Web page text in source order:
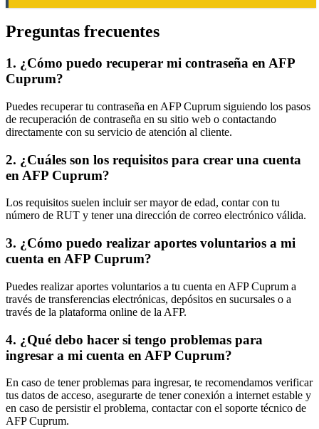
Preguntas frecuentes
1. ¿Cómo puedo recuperar mi contraseña en AFP
Cuprum?
Puedes recuperar tu contraseña en AFP Cuprum siguiendo los pasos
de recuperación de contraseña en su sitio web o contactando
directamente con su servicio de atención al cliente.
2. ¿Cuáles son los requisitos para crear una cuenta
en AFP Cuprum?
Los requisitos suelen incluir ser mayor de edad, contar con tu
número de RUT y tener una dirección de correo electrónico válida.
3. ¿Cómo puedo realizar aportes voluntarios a mi
cuenta en AFP Cuprum?
Puedes realizar aportes voluntarios a tu cuenta en AFP Cuprum a
través de transferencias electrónicas, depósitos en sucursales o a
través de la plataforma online de la AFP.
4. ¿Qué debo hacer si tengo problemas para
ingresar a mi cuenta en AFP Cuprum?
En caso de tener problemas para ingresar, te recomendamos verificar
tus datos de acceso, asegurarte de tener conexión a internet estable y
en caso de persistir el problema, contactar con el soporte técnico de
AFP Cuprum.